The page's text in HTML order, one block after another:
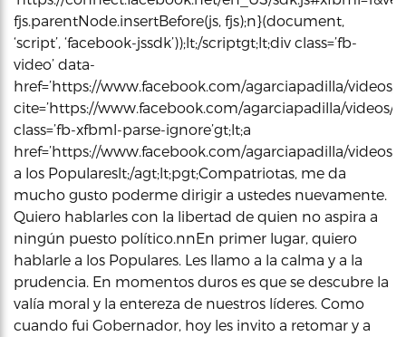
fjs.parentNode.insertBefore(js, fjs);n}(document,
‘script’, ‘facebook-jssdk’));lt;/scriptgt;lt;div class=’fb-
video’ data-
href=’https://www.facebook.com/agarciapadilla/videos/
cite=’https://www.facebook.com/agarciapadilla/videos/
class=’fb-xfbml-parse-ignore’gt;lt;a
href=’https://www.facebook.com/agarciapadilla/videos/
a los Populareslt;/agt;lt;pgt;Compatriotas, me da
mucho gusto poderme dirigir a ustedes nuevamente.
Quiero hablarles con la libertad de quien no aspira a
ningún puesto político.nnEn primer lugar, quiero
hablarle a los Populares. Les llamo a la calma y a la
prudencia. En momentos duros es que se descubre la
valía moral y la entereza de nuestros líderes. Como
cuando fui Gobernador, hoy les invito a retomar y a